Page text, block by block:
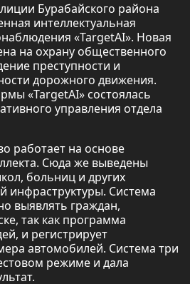
Бурабайского района
интеллектуальная
«TargetAI». Новая
на охрану общественного
преступности и
дорожного движения.
«TargetAI» состоялась
управления отдела
работает на основе
Сюда же выведены
больниц и других
инфраструктуры. Система
выявлять граждан,
так как программа
и регистрирует
автомобилей. Система три
режиме и дала